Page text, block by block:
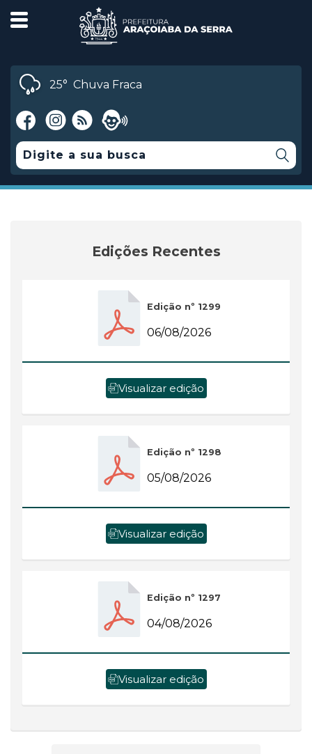
25° Chuva Fraca
Edições Recentes
Edição nº 1299
06/08/2026
Visualizar edição
Edição nº 1298
05/08/2026
Visualizar edição
Edição nº 1297
04/08/2026
Visualizar edição